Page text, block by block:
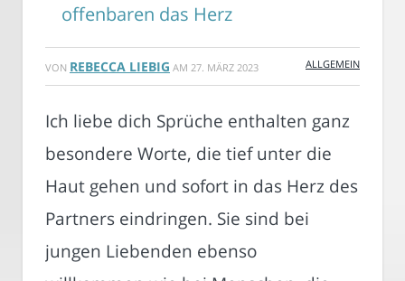
offenbaren das Herz
VON REBECCA LIEBIG AM 27. MÄRZ 2023 ALLGEMEIN
Ich liebe dich Sprüche enthalten ganz
besondere Worte, die tief unter die
Haut gehen und sofort in das Herz des
Partners eindringen. Sie sind bei
jungen Liebenden ebenso